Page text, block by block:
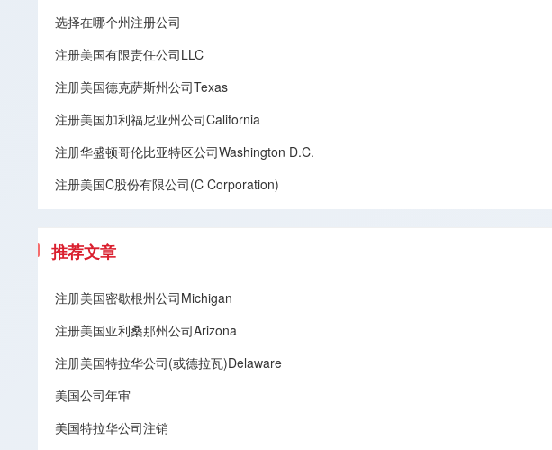
选择在哪个州注册公司
注册美国有限责任公司LLC
注册美国德克萨斯州公司Texas
注册美国加利福尼亚州公司California
注册华盛顿哥伦比亚特区公司Washington D.C.
注册美国C股份有限公司(C Corporation)
推荐文章
注册美国密歇根州公司Michigan
注册美国亚利桑那州公司Arizona
注册美国特拉华公司(或德拉瓦)Delaware
美国公司年审
美国特拉华公司注销